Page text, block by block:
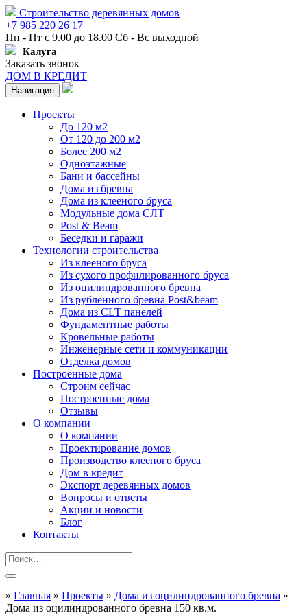
Строительство деревянных домов
+7 985 220 26 17
Пн - Пт с 9.00 до 18.00 Сб - Вс выходной
Калуга
Заказать звонок
ДОМ В КРЕДИТ
Навигация
Проекты
До 120 м2
От 120 до 200 м2
Более 200 м2
Одноэтажные
Бани и бассейны
Дома из бревна
Дома из клееного бруса
Модульные дома СЛТ
Post & Beam
Беседки и гаражи
Технологии строительства
Из клееного бруса
Из сухого профилированного бруса
Из оцилиндрованного бревна
Из рубленного бревна Post&beam
Дома из CLT панелей
Фундаментные работы
Кровельные работы
Инженерные сети и коммуникации
Отделка домов
Построенные дома
Строим сейчас
Построенные дома
Отзывы
О компании
О компании
Проектирование домов
Производство клееного бруса
Дом в кредит
Экспорт деревянных домов
Вопросы и ответы
Акции и новости
Блог
Контакты
» Главная » Проекты » Дома из оцилиндрованного бревна »
Дома из оцилиндрованного бревна 150 кв.м.